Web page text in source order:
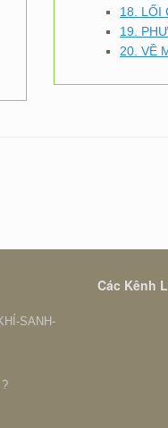
18. LỐI
19.
20. VỀ
SANH-
Các Kênh